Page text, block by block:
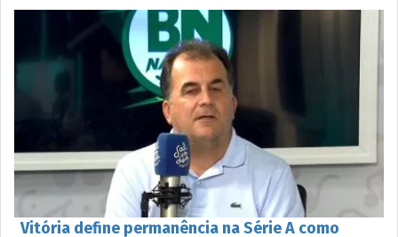
Vitória define permanência na Série A como